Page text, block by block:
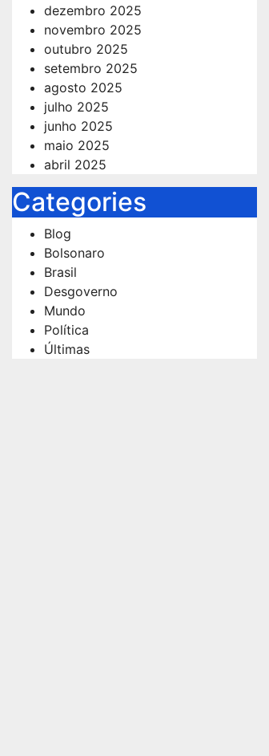
dezembro 2025
novembro 2025
outubro 2025
setembro 2025
agosto 2025
julho 2025
junho 2025
maio 2025
abril 2025
Categories
Blog
Bolsonaro
Brasil
Desgoverno
Mundo
Política
Últimas